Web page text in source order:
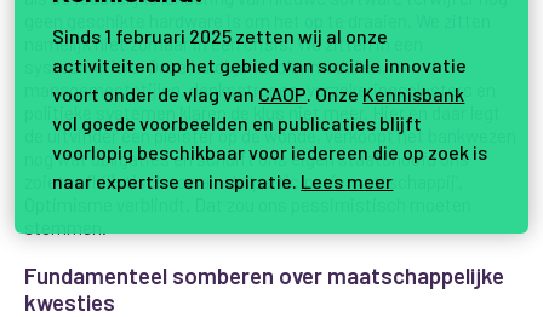
namelijk niet zomaar in een crisis. We zitten in een
systeemcrisis. Onze huidige verdienmodellen,
managementstijlen, denkpatronen, verzekeringsclusters en
politieke systemen klaren de klus niet meer. Hier en daar legt
de uitvinder een pleister op de wonde, verkoopt het bankwezen
nog wat obligaties en schuift ons eigen staatshoofd ons
zoiets nihilistisch toe als de ‘participatiemaatschappij’.
Fundamenteel somberen over maatschappelijke
kwesties
Sinds 1 februari 2025 zetten wij al onze
activiteiten op het gebied van sociale innovatie
voort onder de vlag van CAOP. Onze Kennisbank
vol goede voorbeelden en publicaties blijft
voorlopig beschikbaar voor iedereen die op zoek is
naar expertise en inspiratie. Lees meer